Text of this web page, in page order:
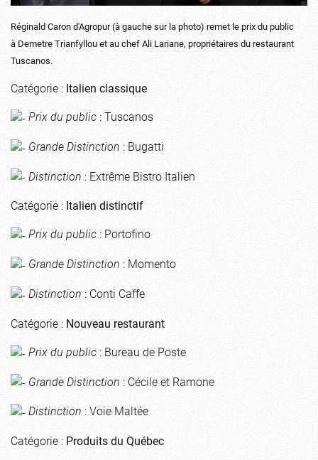
Réginald Caron d'Agropur (à gauche sur la photo) remet le prix du public
à Demetre Trianfyllou et au chef Ali Lariane, propriétaires du restaurant
Tuscanos.
Catégorie :Italien classique
Prix du public: Tuscanos
Grande Distinction: Bugatti
Distinction: Extrême Bistro Italien
Catégorie :Italien distinctif
Prix du public: Portofino
Grande Distinction: Momento
Distinction: Conti Caffe
Catégorie : Nouveau restaurant
Prix du public: Bureau de Poste
Grande Distinction: Cécile et Ramone
Distinction: Voie Maltée
Catégorie :Produits du Québec